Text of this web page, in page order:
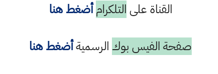
القناة على التلكرام أضغط هنا
صفحة الفيس بوك الرسميةأضغط هنا